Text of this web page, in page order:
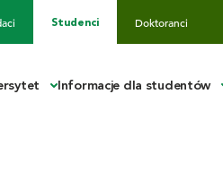
Studenci Doktoranci
Informacje dla studentów